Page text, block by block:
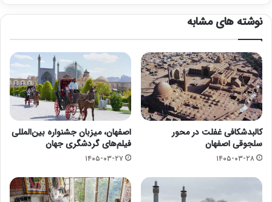
نوشته های مشابه
کالبدشکافی غفلت در محور
سلجوقی اصفهان
۱۴۰۵-۰۳-۲۸
اصفهان، میزبان جشنواره بین‌المللی
فیلم‌های گردشگری جهان
۱۴۰۵-۰۳-۲۷